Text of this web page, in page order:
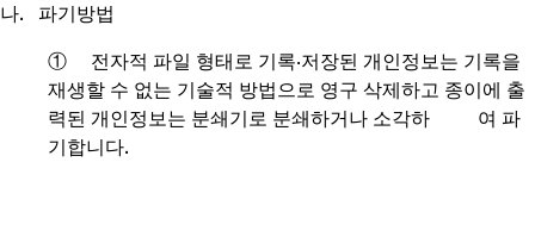
나. 파기방법
① 전자적 파일 형태로 기록∙저장된 개인정보는 기록을
재생할 수 없는 기술적 방법으로 영구 삭제하고 종이에 출
력된 개인정보는 분쇄기로 분쇄하거나 소각하 여 파
기합니다.